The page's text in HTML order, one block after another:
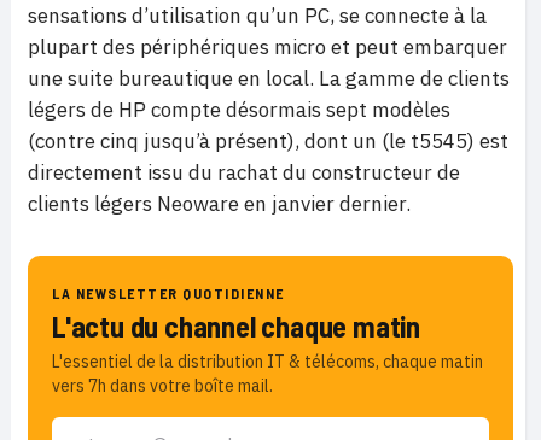
sensations d’utilisation qu’un PC, se connecte à la
plupart des périphériques micro et peut embarquer
une suite bureautique en local. La gamme de clients
légers de HP compte désormais sept modèles
(contre cinq jusqu’à présent), dont un (le t5545) est
directement issu du rachat du constructeur de
clients légers Neoware en janvier dernier.
LA NEWSLETTER QUOTIDIENNE
L'actu du channel chaque matin
L'essentiel de la distribution IT & télécoms, chaque matin
vers 7h dans votre boîte mail.